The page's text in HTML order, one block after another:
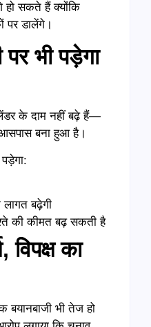
सकते हैं क्योंकि
पर डालेंगे।
भी पड़ेगा
के दाम नहीं बढ़े हैं—
बना हुआ है।
लागत बढ़ेगी
की कीमत बढ़ सकती है
विपक्ष का
बयानबाजी भी तेज हो